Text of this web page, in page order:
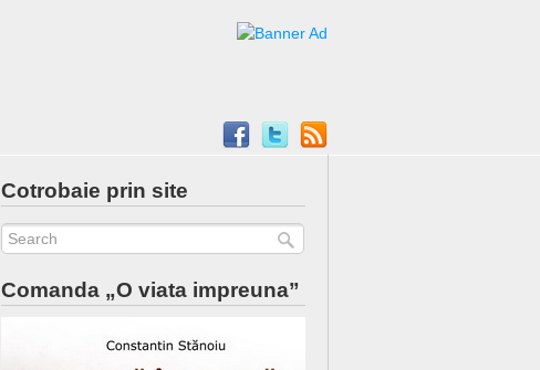
Cotrobaie prin site
Comanda „O viata impreuna”